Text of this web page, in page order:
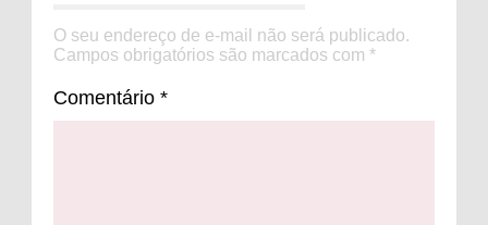
O seu endereço de e-mail não será publicado.
Campos obrigatórios são marcados com *
Comentário *